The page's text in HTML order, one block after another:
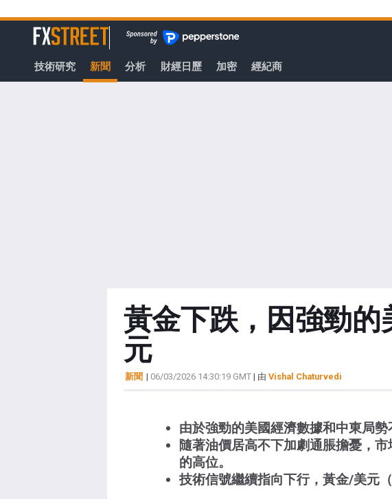
至
容
FXStreet
技術研究 新聞 分析 財經日歷 加密 經紀商
黃金下跌，因強勁
元
新聞 | 06/03/2026 14:30:19 GMT| 由 Vishal Chaturvedi
由於強勁的美國經濟數據和中東局勢
隨著油價居高不下加劇通脹擔憂，
的高位。
技術信號繼續指向下行，黃金/美元